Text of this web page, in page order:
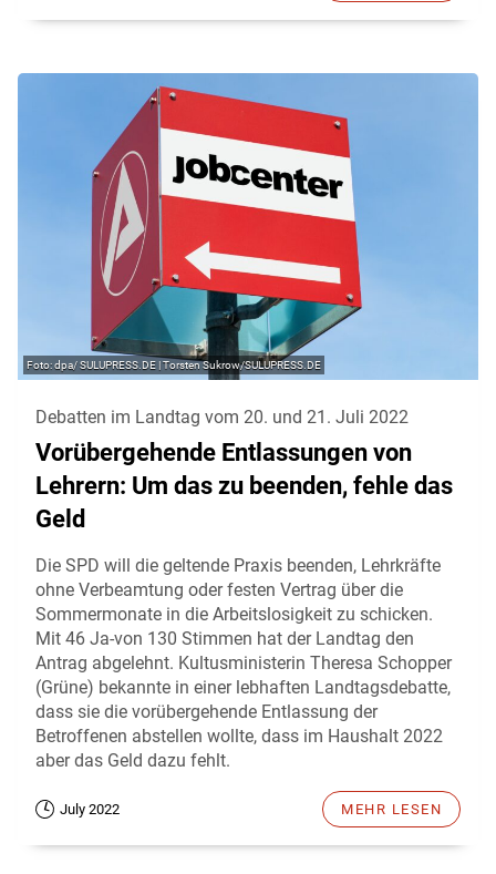
dpa/ SULUPRESS.DE | Torsten Sukrow/SULUPRESS.DE
Debatten im Landtag vom 20. und 21. Juli 2022
Vorübergehende Entlassungen von
Lehrern: Um das zu beenden, fehle das
Geld
Die SPD will die geltende Praxis beenden, Lehrkräfte
ohne Verbeamtung oder festen Vertrag über die
Sommermonate in die Arbeitslosigkeit zu schicken.
Mit 46 Ja-von 130 Stimmen hat der Landtag den
Antrag abgelehnt. Kultusministerin Theresa Schopper
(Grüne) bekannte in einer lebhaften Landtagsdebatte,
dass sie die vorübergehende Entlassung der
Betroffenen abstellen wollte, dass im Haushalt 2022
aber das Geld dazu fehlt.
July 2022 MEHR LESEN